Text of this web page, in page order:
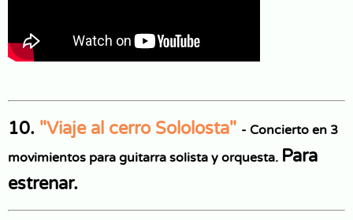
10. "Viaje al cerro Sololosta" - Concierto en 3
movimientos para guitarra solista y orquesta. Para
estrenar.